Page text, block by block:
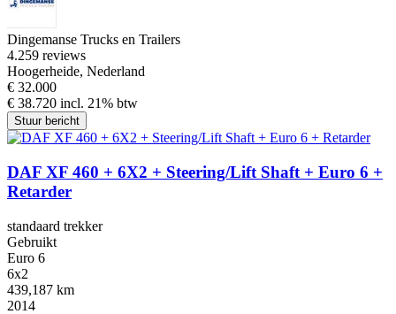
Dingemanse Trucks en Trailers
4.259 reviews
Hoogerheide, Nederland
€ 32.000
€ 38.720 incl. 21% btw
Stuur bericht
DAF XF 460 + 6X2 + Steering/Lift Shaft + Euro 6 +
Retarder
standaard trekker
Gebruikt
Euro 6
6x2
439,187 km
2014